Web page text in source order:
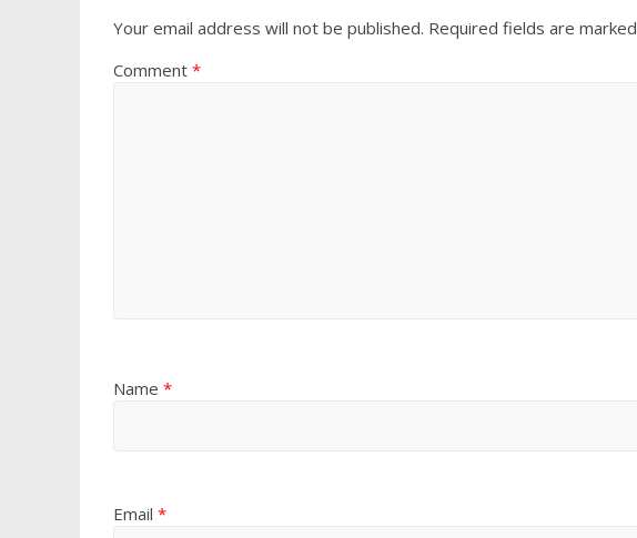
Your email address will not be published. Required fields are marked
Comment *
Name *
Email *